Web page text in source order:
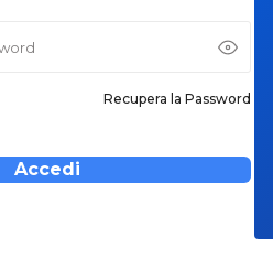
Recupera la Password
Accedi